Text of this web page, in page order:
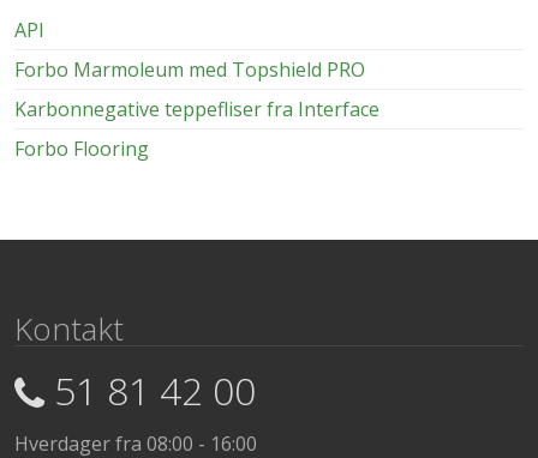
API
Forbo Marmoleum med Topshield PRO
Karbonnegative teppefliser fra Interface
Forbo Flooring
Kontakt
51 81 42 00
Hverdager fra 08:00 - 16:00